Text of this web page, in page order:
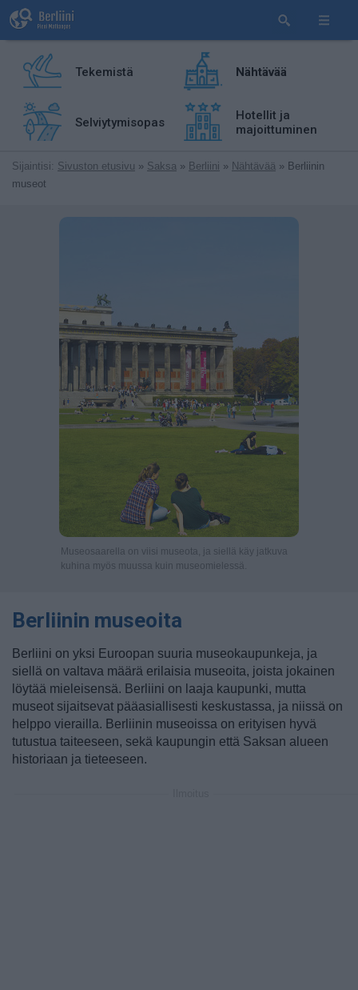
Tekemistä Nähtävää
Selviytymisopas
Hotellit ja
majoittuminen
Sijaintisi: Sivuston etusivu » Saksa » Berliini » Nähtävää » Berliinin
museot
Museosaarella on viisi museota, ja siellä käy jatkuva
kuhina myös muussa kuin museomielessä.
Berliinin museoita
Berliini on yksi Euroopan suuria museokaupunkeja, ja
siellä on valtava määrä erilaisia museoita, joista jokainen
löytää mieleisensä. Berliini on laaja kaupunki, mutta
museot sijaitsevat pääasiallisesti keskustassa, ja niissä on
helppo vierailla. Berliinin museoissa on erityisen hyvä
tutustua taiteeseen, sekä kaupungin että Saksan alueen
historiaan ja tieteeseen.